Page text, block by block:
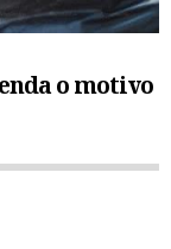
o motivo